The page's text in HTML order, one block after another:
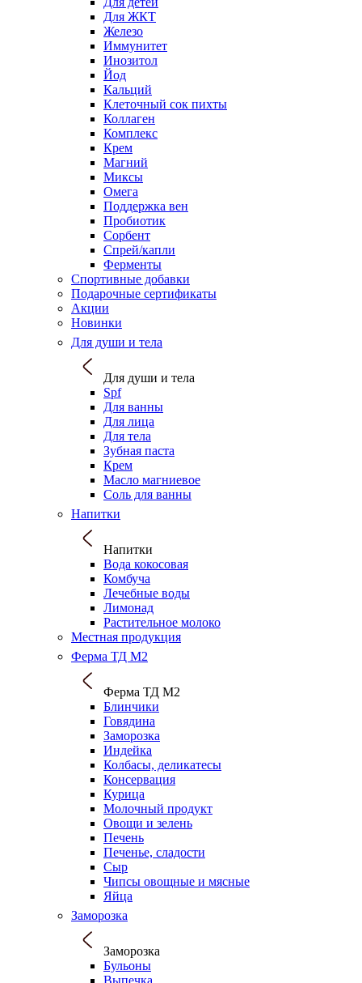
Для ЖКТ
Железо
Иммунитет
Инозитол
Йод
Кальций
Клеточный сок пихты
Коллаген
Комплекс
Крем
Магний
Миксы
Омега
Поддержка вен
Пробиотик
Сорбент
Спрей/капли
Ферменты
Спортивные добавки
Подарочные сертификаты
Акции
Новинки
Для души и тела
Для души и тела
Spf
Для ванны
Для лица
Для тела
Зубная паста
Крем
Масло магниевое
Соль для ванны
Напитки
Напитки
Вода кокосовая
Комбуча
Лечебные воды
Лимонад
Растительное молоко
Местная продукция
Ферма ТД М2
Ферма ТД М2
Блинчики
Говядина
Заморозка
Индейка
Колбасы, деликатесы
Консервация
Курица
Молочный продукт
Овощи и зелень
Печень
Печенье, сладости
Сыр
Чипсы овощные и мясные
Яйца
Заморозка
Заморозка
Бульоны
Выпечка